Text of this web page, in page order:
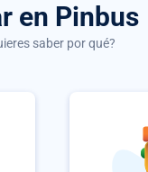
en Pinbus
saber por qué?